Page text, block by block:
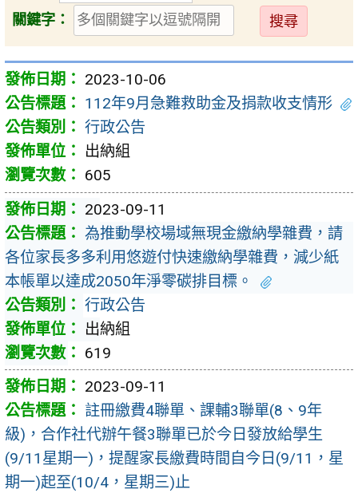
關鍵字：
送
出
2023-10-06
112年9月急難救助金及捐款收支情形
行政公告
出納組
605
2023-09-11
為推動學校場域無現金繳納學雜費，請
各位家長多多利用悠遊付快速繳納學雜費，減少紙
本帳單以達成2050年淨零碳排目標。
行政公告
出納組
619
2023-09-11
註冊繳費4聯單、課輔3聯單(8、9年
級)，合作社代辦午餐3聯單已於今日發放給學生
(9/11星期一)，提醒家長繳費時間自今日(9/11，星
期一)起至(10/4，星期三)止